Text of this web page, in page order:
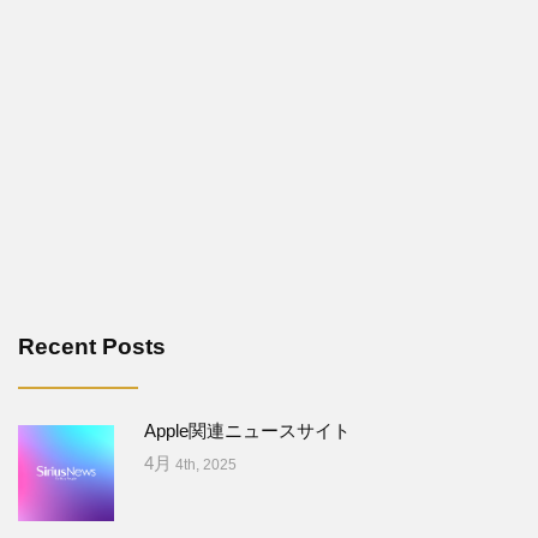
Recent Posts
Apple関連ニュースサイト
4月 4th, 2025